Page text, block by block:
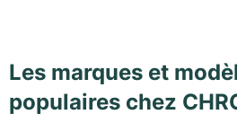
Les marques et
populaires chez